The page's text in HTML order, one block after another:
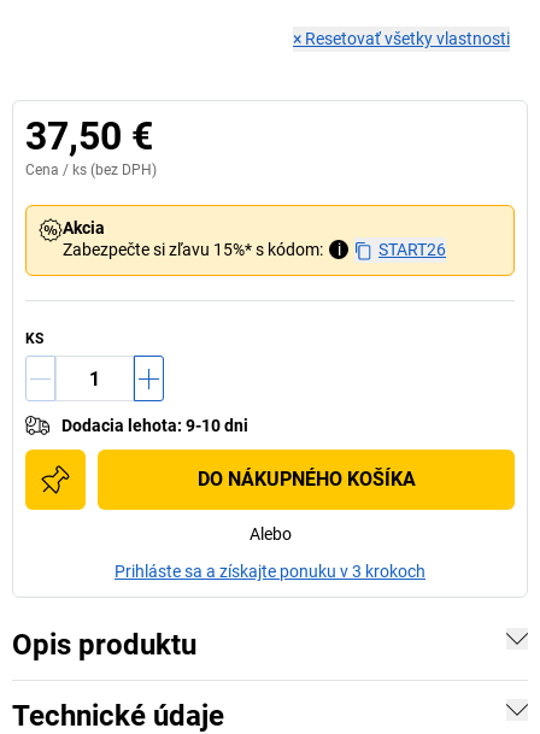
× Resetovať všetky vlastnosti
37,50 €
Cena / ks (bez DPH)
Akcia
Zabezpečte si zľavu 15%* s kódom:
i START26
KS
Dodacia lehota: 9-10 dni
DO NÁKUPNÉHO KOŠÍKA
Alebo
Prihláste sa a získajte ponuku v 3 krokoch
Opis produktu
Technické údaje